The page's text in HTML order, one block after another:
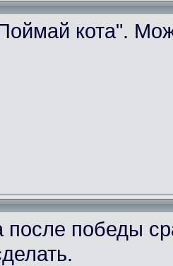
кота".
после победы